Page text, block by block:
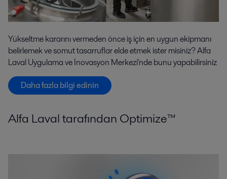
Yükseltme kararını vermeden önce iş için en uygun ekipmanı
belirlemek ve somut tasarruflar elde etmek ister misiniz? Alfa
Laval Uygulama ve İnovasyon Merkezi'nde bunu yapabilirsiniz
Daha fazla bilgi edinin
Alfa Laval tarafından Optimize™